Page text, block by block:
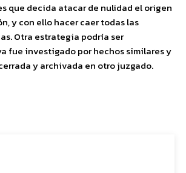
que decida atacar de nulidad el origen
y con ello hacer caer todas las
Otra estrategia podría ser
fue investigado por hechos similares y
y archivada en otro juzgado.